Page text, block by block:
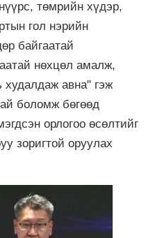
төмрийн хүдэр,
гол нэрийн
байгаатай
нөхцөл амалж,
худалдаж авна" гэж
боломж бөгөөд
орлогоо өсөлтийг
зоригтой оруулах